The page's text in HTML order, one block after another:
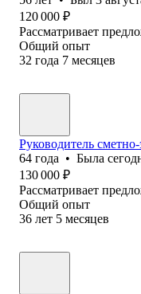
120 000 ₽
Рассматривает
Общий опыт
32 года 7 месяцев
Руководитель
64 года • Была
130 000 ₽
Рассматривает
Общий опыт
36 лет 5 месяцев